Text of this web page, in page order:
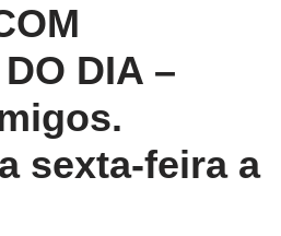
DIA –
sexta-feira a